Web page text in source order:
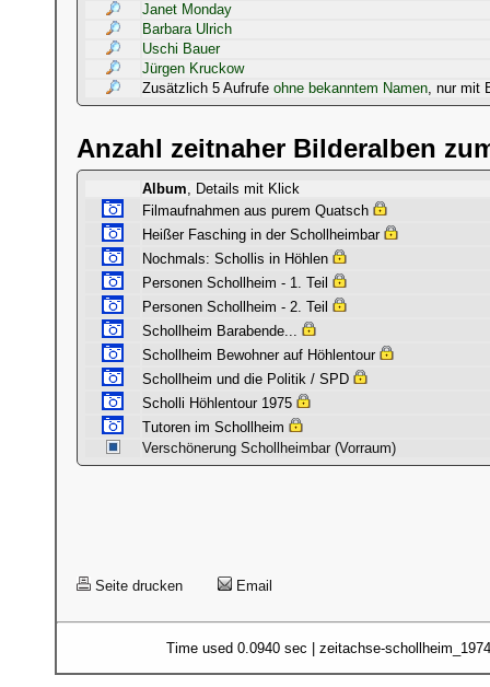
Janet Monday
Barbara Ulrich
Uschi Bauer
Jürgen Kruckow
Zusätzlich 5 Aufrufe ohne bekanntem Namen, nur mit
Anzahl zeitnaher Bilderalben
Album, Details mit Klick
Filmaufnahmen aus purem Quatsch
Heißer Fasching in der Schollheimbar
Nochmals: Schollis in Höhlen
Personen Schollheim - 1. Teil
Personen Schollheim - 2. Teil
Schollheim Barabende...
Schollheim Bewohner auf Höhlentour
Schollheim und die Politik / SPD
Scholli Höhlentour 1975
Tutoren im Schollheim
Verschönerung Schollheimbar (Vorraum)
Seite drucken Email
Time used 0.0940 sec | zeitachse-